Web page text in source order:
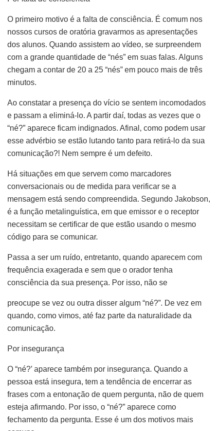
O primeiro motivo é a falta de consciência. É comum nos
nossos cursos de oratória gravarmos as apresentações
dos alunos. Quando assistem ao vídeo, se surpreendem
com a grande quantidade de “nés” em suas falas. Alguns
chegam a contar de 20 a 25 “nés” em pouco mais de três
minutos.
Ao constatar a presença do vício se sentem incomodados
e passam a eliminá-lo. A partir daí, todas as vezes que o
“né?” aparece ficam indignados. Afinal, como podem usar
esse advérbio se estão lutando tanto para retirá-lo da sua
comunicação?! Nem sempre é um defeito.
Há situações em que servem como marcadores
conversacionais ou de medida para verificar se a
mensagem está sendo compreendida. Segundo Jakobson,
é a função metalinguística, em que emissor e o receptor
necessitam se certificar de que estão usando o mesmo
código para se comunicar.
Passa a ser um ruído, entretanto, quando aparecem com
frequência exagerada e sem que o orador tenha
consciência da sua presença. Por isso, não se
preocupe se vez ou outra disser algum “né?”. De vez em
quando, como vimos, até faz parte da naturalidade da
comunicação.
Por insegurança
O “né?’ aparece também por insegurança. Quando a
pessoa está insegura, tem a tendência de encerrar as
frases com a entonação de quem pergunta, não de quem
esteja afirmando. Por isso, o “né?” aparece como
fechamento da pergunta. Esse é um dos motivos mais